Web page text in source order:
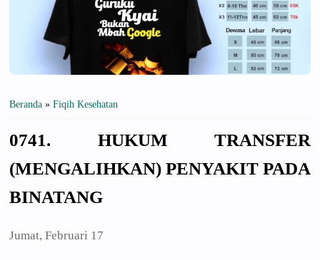
Beranda » Fiqih Kesehatan
0741. HUKUM TRANSFER
(MENGALIHKAN) PENYAKIT PADA
BINATANG
Jumat, Februari 17